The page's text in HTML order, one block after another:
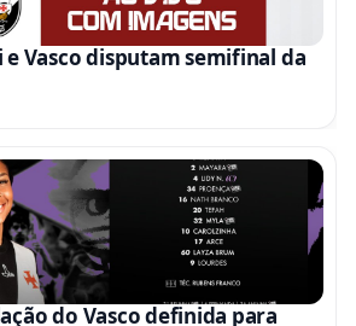
e Vasco disputam semifinal da
do Vasco definida para